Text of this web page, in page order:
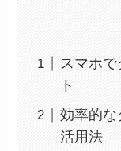
スマホで
ト
効率的な
活用法